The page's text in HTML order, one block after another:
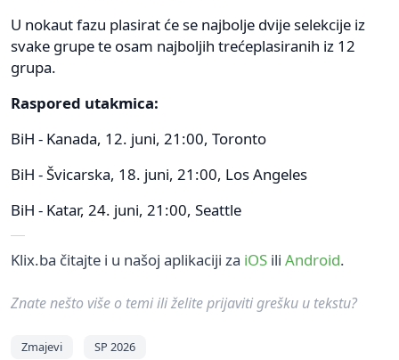
U nokaut fazu plasirat će se najbolje dvije selekcije iz
svake grupe te osam najboljih trećeplasiranih iz 12
grupa.
Raspored utakmica:
BiH - Kanada, 12. juni, 21:00, Toronto
BiH - Švicarska, 18. juni, 21:00, Los Angeles
BiH - Katar, 24. juni, 21:00, Seattle
Klix.ba čitajte i u našoj aplikaciji za iOS ili Android.
Znate nešto više o temi ili želite prijaviti grešku u tekstu?
Zmajevi SP 2026